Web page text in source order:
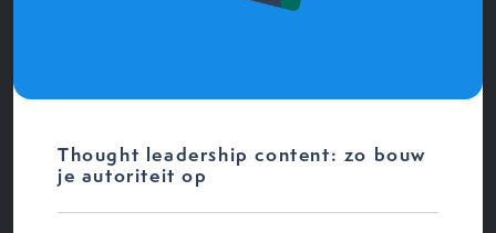
Thought leadership content: zo bouw
je autoriteit op